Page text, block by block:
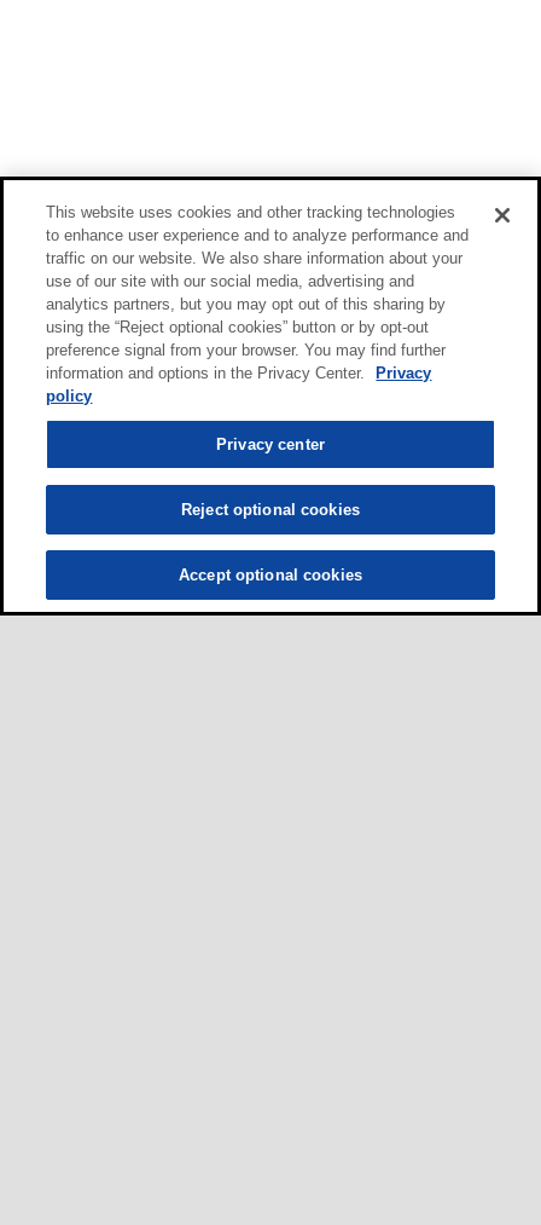
This website uses cookies and other tracking technologies
to enhance user experience and to analyze performance and
traffic on our website. We also share information about your
use of our site with our social media, advertising and
analytics partners, but you may opt out of this sharing by
using the “Reject optional cookies” button or by opt-out
preference signal from your browser. You may find further
information and options in the Privacy Center.
Privacy
policy
Privacy center
Reject optional cookies
Accept optional cookies